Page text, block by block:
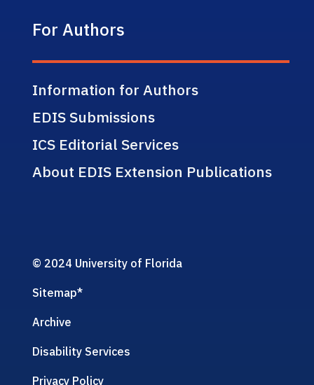
For Authors
Information for Authors
EDIS Submissions
ICS Editorial Services
About EDIS Extension Publications
© 2024 University of Florida
Sitemap*
Archive
Disability Services
Privacy Policy